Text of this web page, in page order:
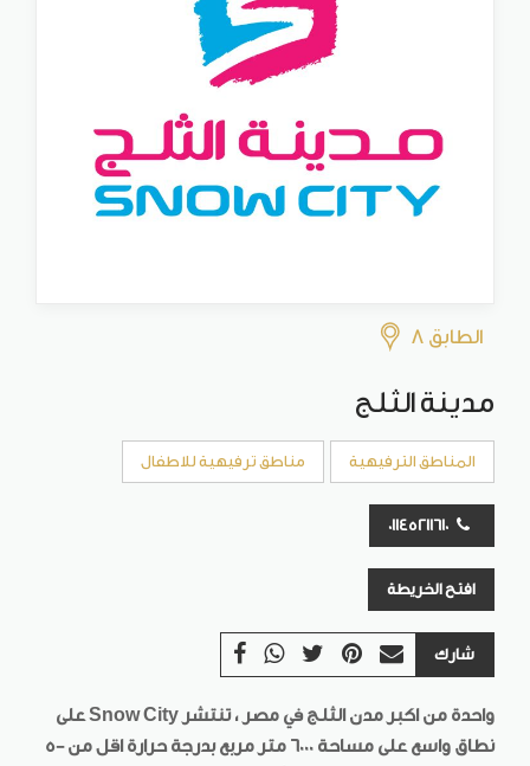
الطابق 8
مدينة الثلج
المناطق الترفيهية مناطق ترفيهية للاطفال
افتح الخريطة
شارك
واحدة من اكبر مدن الثلج في مصر ، تنتشر Snow Cityعلى
نطاق واسع على مساحة 6000 متر مربع بدرجة حرارة اقل من -5